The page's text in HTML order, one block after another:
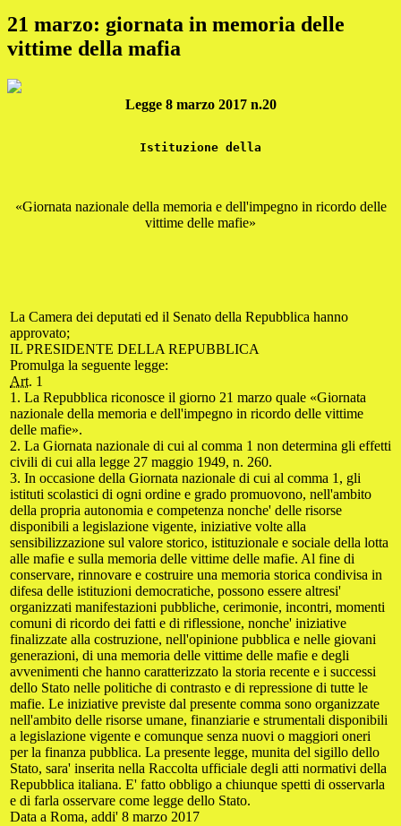
21 marzo: giornata in memoria delle
vittime della mafia
Legge 8 marzo 2017 n.20
Istituzione della
«Giornata nazionale della memoria e dell'impegno in ricordo delle
vittime delle mafie»
La Camera dei deputati ed il Senato della Repubblica hanno
approvato;
IL PRESIDENTE DELLA REPUBBLICA
Promulga la seguente legge:
Art. 1
1. La Repubblica riconosce il giorno 21 marzo quale «Giornata
nazionale della memoria e dell'impegno in ricordo delle vittime
delle mafie».
2. La Giornata nazionale di cui al comma 1 non determina gli effetti
civili di cui alla legge 27 maggio 1949, n. 260.
3. In occasione della Giornata nazionale di cui al comma 1, gli
istituti scolastici di ogni ordine e grado promuovono, nell'ambito
della propria autonomia e competenza nonche' delle risorse
disponibili a legislazione vigente, iniziative volte alla
sensibilizzazione sul valore storico, istituzionale e sociale della lotta
alle mafie e sulla memoria delle vittime delle mafie. Al fine di
conservare, rinnovare e costruire una memoria storica condivisa in
difesa delle istituzioni democratiche, possono essere altresi'
organizzati manifestazioni pubbliche, cerimonie, incontri, momenti
comuni di ricordo dei fatti e di riflessione, nonche' iniziative
finalizzate alla costruzione, nell'opinione pubblica e nelle giovani
generazioni, di una memoria delle vittime delle mafie e degli
avvenimenti che hanno caratterizzato la storia recente e i successi
dello Stato nelle politiche di contrasto e di repressione di tutte le
mafie. Le iniziative previste dal presente comma sono organizzate
nell'ambito delle risorse umane, finanziarie e strumentali disponibili
a legislazione vigente e comunque senza nuovi o maggiori oneri
per la finanza pubblica. La presente legge, munita del sigillo dello
Stato, sara' inserita nella Raccolta ufficiale degli atti normativi della
Repubblica italiana. E' fatto obbligo a chiunque spetti di osservarla
e di farla osservare come legge dello Stato.
Data a Roma, addi' 8 marzo 2017